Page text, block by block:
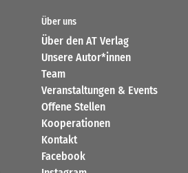
Über uns
Über den AT Verlag
Unsere Autor*innen
Team
Veranstaltungen & Events
Offene Stellen
Kooperationen
Kontakt
Facebook